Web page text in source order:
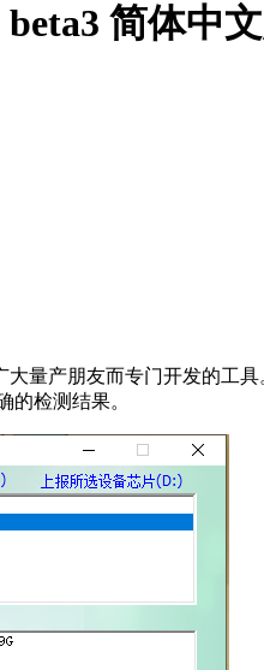
简体中
量产朋友而专门开发的工
的检测结果。